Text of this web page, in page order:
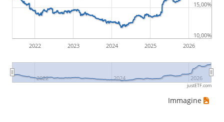
2022 2023 2024 2025 2026
2022 2024 2026
10,00%
15,00%
justETF.com
Immagine